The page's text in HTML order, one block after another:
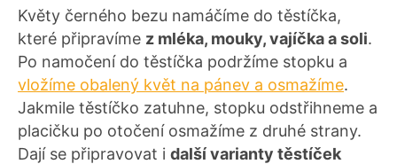
Květy černého bezu namáčíme do těstíčka,
které připravíme z mléka, mouky, vajíčka a soli.
Po namočení do těstíčka podržíme stopku a
vložíme obalený květ na pánev a osmažíme.
Jakmile těstíčko zatuhne, stopku odstřihneme a
placičku po otočení osmažíme z druhé strany.
Dají se připravovat i další varianty těstíček